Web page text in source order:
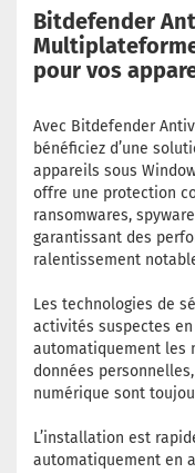
Bitdefender
pour vos
Avec Bitdefender
bénéficiez d’une
appareils sous
offre une protection
ransomwares,
garantissant des
ralentissement
Les technologies de
activités suspectes
automatiquement les
données
numérique sont
L’installation est
automatiquement en